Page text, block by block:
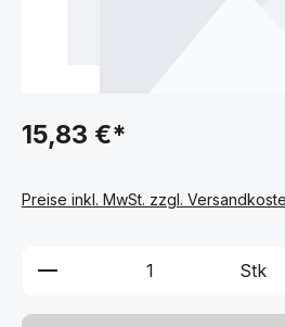
15,83 €*
Preise inkl. MwSt. zzgl.
Produkt Anzahl: Gib
Stk